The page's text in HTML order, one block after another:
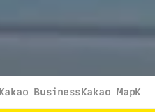
Kakao Business Kakao Map